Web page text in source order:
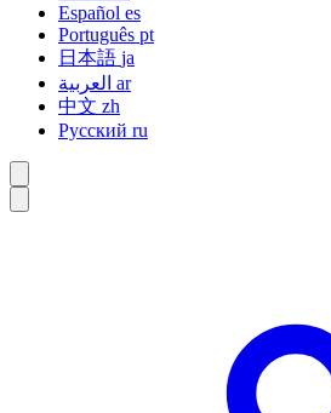
Español es
Português pt
日本語 ja
ar
中文 zh
Русский ru